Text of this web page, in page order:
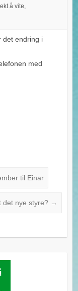
å vite,
det endring i
med
til Einar
det nye styre? →